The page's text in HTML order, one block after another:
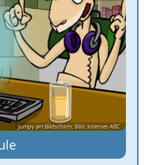
Jumpy am Bildschirm; Bild: Internet-ABC